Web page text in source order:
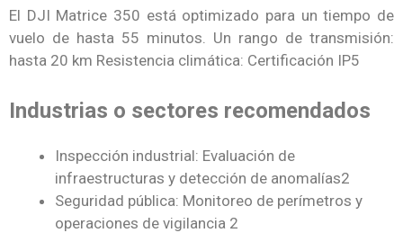
El DJI Matrice 350 está optimizado para un tiempo de
vuelo de hasta 55 minutos. Un rango de transmisión:
hasta 20 km Resistencia climática: Certificación IP5
Industrias o sectores recomendados
Inspección industrial: Evaluación de
infraestructuras y detección de anomalías2
Seguridad pública: Monitoreo de perímetros y
operaciones de vigilancia 2